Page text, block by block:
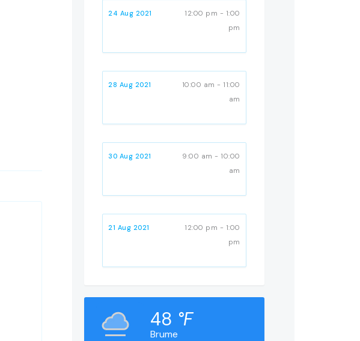
21 Aug 2021
12:00 pm - 1:00
pm
24 Aug 2021
12:00 pm - 1:00
pm
28 Aug 2021
10:00 am - 11:00
am
30 Aug 2021
9:00 am - 10:00
am
Brume
48 °F